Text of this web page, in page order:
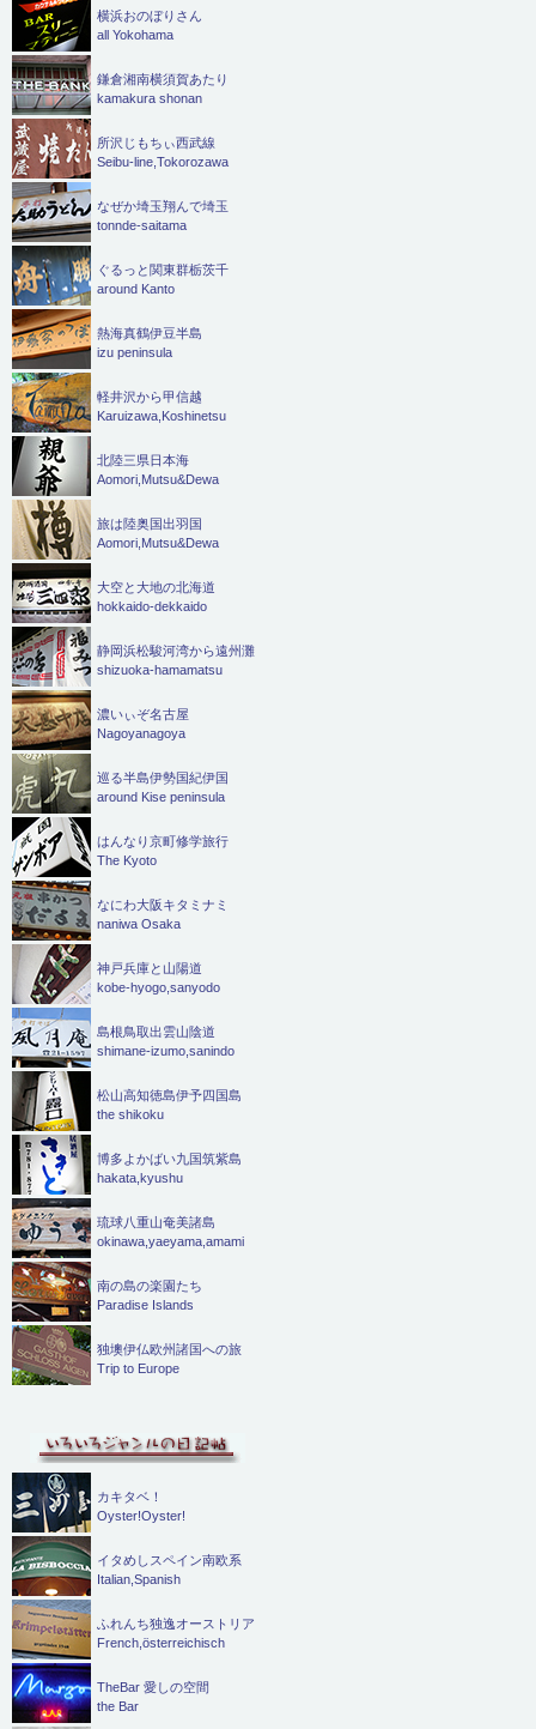
横浜おのぼりさん
all Yokohama
鎌倉湘南横須賀あたり
kamakura shonan
所沢じもちぃ西武線
Seibu-line,Tokorozawa
なぜか埼玉翔んで埼玉
tonnde-saitama
ぐるっと関東群栃茨千
around Kanto
熱海真鶴伊豆半島
izu peninsula
軽井沢から甲信越
Karuizawa,Koshinetsu
北陸三県日本海
Aomori,Mutsu&Dewa
旅は陸奥国出羽国
Aomori,Mutsu&Dewa
大空と大地の北海道
hokkaido-dekkaido
静岡浜松駿河湾から遠州灘
shizuoka-hamamatsu
濃いぃぞ名古屋
Nagoyanagoya
巡る半島伊勢国紀伊国
around Kise peninsula
はんなり京町修学旅行
The Kyoto
なにわ大阪キタミナミ
naniwa Osaka
神戸兵庫と山陽道
kobe-hyogo,sanyodo
島根鳥取出雲山陰道
shimane-izumo,sanindo
松山高知徳島伊予四国島
the shikoku
博多よかばい九国筑紫島
hakata,kyushu
琉球八重山奄美諸島
okinawa,yaeyama,amami
南の島の楽園たち
Paradise Islands
独墺伊仏欧州諸国への旅
Trip to Europe
カキタベ！
Oyster!Oyster!
イタめしスペイン南欧系
Italian,Spanish
ふれんち独逸オーストリア
French,österreichisch
TheBar 愛しの空間
the Bar